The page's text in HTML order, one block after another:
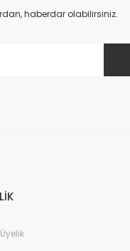
haberdar olabilirsiniz.